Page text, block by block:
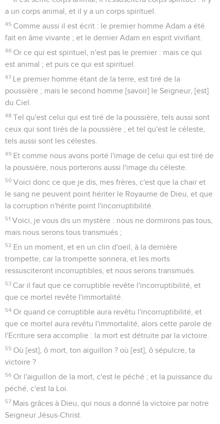
a un corps animal, et il y a un corps spirituel.
45 Comme aussi il est écrit : le premier homme Adam a été
fait en âme vivante ; et le dernier Adam en esprit vivifiant.
46 Or ce qui est spirituel, n'est pas le premier : mais ce qui
est animal ; et puis ce qui est spirituel.
47 Le premier homme étant de la terre, est tiré de la
poussière ; mais le second homme [savoir] le Seigneur, [est]
du Ciel.
48 Tel qu'est celui qui est tiré de la poussière, tels aussi sont
ceux qui sont tirés de la poussière ; et tel qu'est le céleste,
tels aussi sont les célestes.
49 Et comme nous avons porté l'image de celui qui est tiré de
la poussière, nous porterons aussi l'image du céleste.
50 Voici donc ce que je dis, mes frères, c'est que la chair et
le sang ne peuvent point hériter le Royaume de Dieu, et que
la corruption n'hérite point l'incorruptibilité.
51 Voici, je vous dis un mystère : nous ne dormirons pas tous,
mais nous serons tous transmués ;
52 En un moment, et en un clin d'oeil, à la dernière
trompette, car la trompette sonnera, et les morts
ressusciteront incorruptibles, et nous serons transmués.
53 Car il faut que ce corruptible revête l'incorruptibilité, et
que ce mortel revête l'immortalité.
54 Or quand ce corruptible aura revêtu l'incorruptibilité, et
que ce mortel aura revêtu l'immortalité, alors cette parole de
l'Ecriture sera accomplie : la mort est détruite par la victoire.
55 Où [est], ô mort, ton aiguillon ? où [est], ô sépulcre, ta
victoire ?
56 Or l'aiguillon de la mort, c'est le péché ; et la puissance du
péché, c'est la Loi.
57 Mais grâces à Dieu, qui nous a donné la victoire par notre
Seigneur Jésus-Christ.